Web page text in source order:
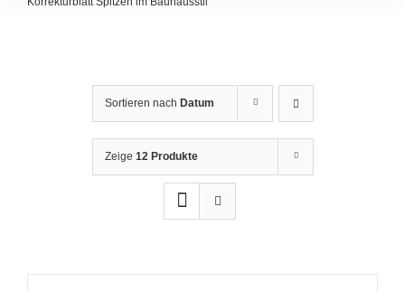
Sortieren nach Datum
Zeige 12 Produkte